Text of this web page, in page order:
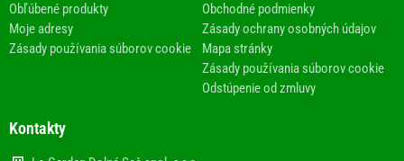
Obľúbené produkty
Moje adresy
Zásady používania súborov cookie
Obchodné podmienky
Zásady ochrany osobných údajov
Mapa stránky
Zásady používania súborov cookie
Odstúpenie od zmluvy
Kontakty